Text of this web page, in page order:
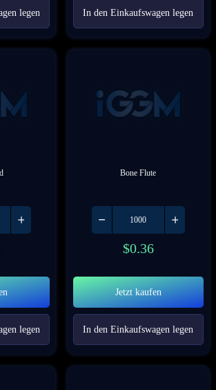
legen In den Einkaufswagen legen
legen
Bone Flute
$0.36
Jetzt kaufen
In den Einkaufswagen legen